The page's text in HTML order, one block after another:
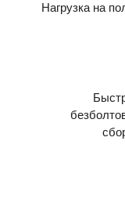
Нагрузка на